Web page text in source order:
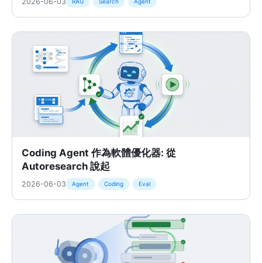
Coding Agent 作為軟體優化器: 從
Autoresearch 說起
2026-06-03 Agent Coding Eval